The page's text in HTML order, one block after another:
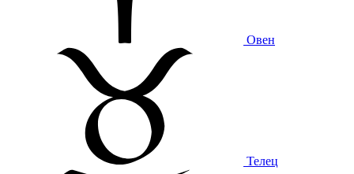
Овен
Телец